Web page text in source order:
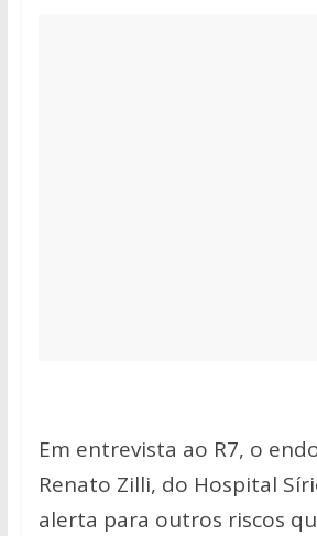
Em entrevista ao R7, o
Renato Zilli, do Hospital
alerta para outros riscos